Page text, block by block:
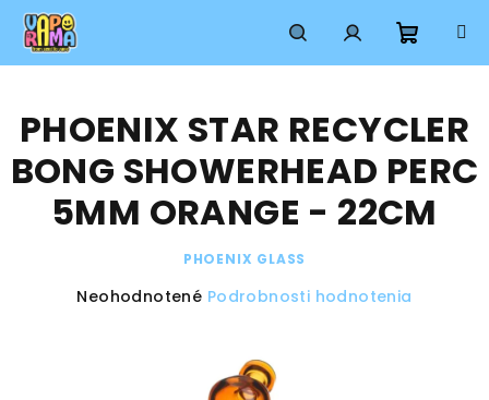
Prejsť
obsah
HľadaťPrihlásenie
košík
PHOENIX STAR RECYCLER
BONG SHOWERHEAD PERC
5MM ORANGE - 22CM
PHOENIX GLASS
Priemerné
Neohodnotené Podrobnosti hodnotenia